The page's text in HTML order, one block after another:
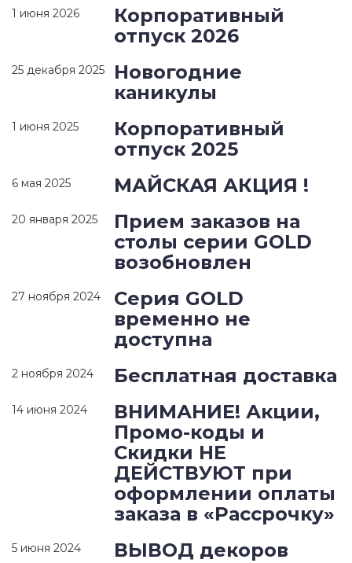
1 июня 2026
Корпоративный
отпуск 2026
25 декабря 2025
Новогодние
каникулы
1 июня 2025
Корпоративный
отпуск 2025
6 мая 2025 МАЙСКАЯ АКЦИЯ !
20 января 2025
Прием заказов на
столы серии GOLD
возобновлен
27 ноября 2024
Серия GOLD
временно не
доступна
2 ноября 2024 Бесплатная доставка
14 июня 2024
ВНИМАНИЕ! Акции,
Промо-коды и
Скидки НЕ
ДЕЙСТВУЮТ при
оформлении оплаты
заказа в «Рассрочку»
5 июня 2024 ВЫВОД декоров